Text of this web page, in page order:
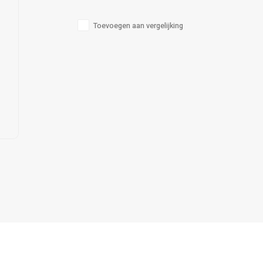
Toevoegen aan vergelijking